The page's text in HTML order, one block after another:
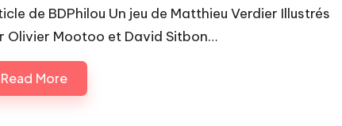
de BDPhilou Un jeu de Matthieu Verdier Illustrés
Olivier Mootoo et David Sitbon…
Read More